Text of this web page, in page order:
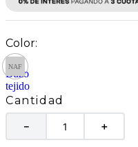
Cantidad
＋
－